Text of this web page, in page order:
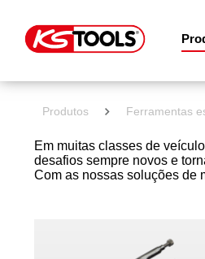
Produtos Ferramentas
Em muitas classes de
desafios sempre novos e
Com as nossas soluções de